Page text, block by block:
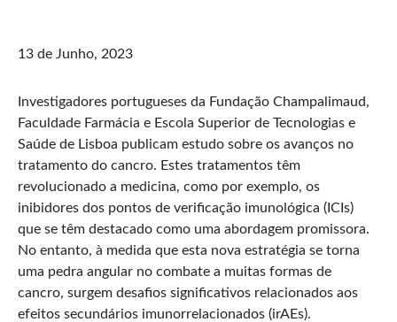
13 de Junho, 2023
Investigadores portugueses da Fundação Champalimaud,
Faculdade Farmácia e Escola Superior de Tecnologias e
Saúde de Lisboa publicam estudo sobre os avanços no
tratamento do cancro. Estes tratamentos têm
revolucionado a medicina, como por exemplo, os
inibidores dos pontos de verificação imunológica (ICIs)
que se têm destacado como uma abordagem promissora.
No entanto, à medida que esta nova estratégia se torna
uma pedra angular no combate a muitas formas de
cancro, surgem desafios significativos relacionados aos
efeitos secundários imunorrelacionados (irAEs).